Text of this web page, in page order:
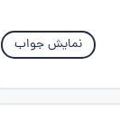
نمایش جواب